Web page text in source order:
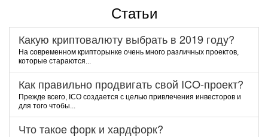
Статьи
Какую криптовалюту выбрать в 2019 году?
На современном крипторынке очень много различных проектов,
которые стараются...
Как правильно продвигать свой ICO-проект?
Прежде всего, ICO создается с целью привлечения инвесторов и
для того чтобы...
Что такое форк и хардфорк?